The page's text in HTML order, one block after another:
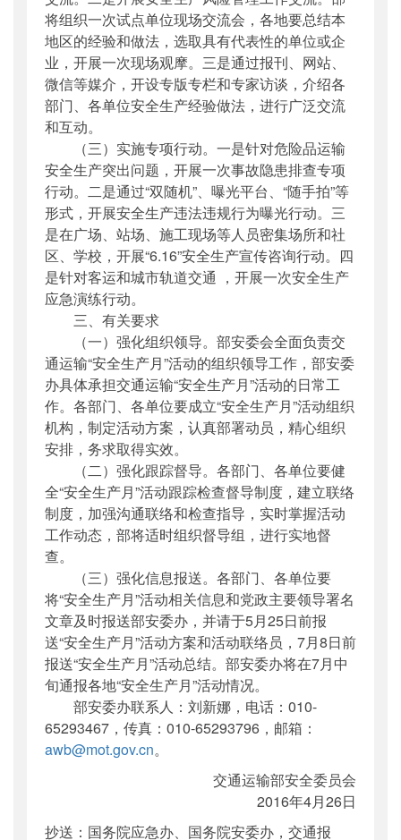
将组织一次试点单位现场交流会，各地要总结本
地区的经验和做法，选取具有代表性的单位或企
业，开展一次现场观摩。三是通过报刊、网站、
微信等媒介，开设专版专栏和专家访谈，介绍各
部门、各单位安全生产经验做法，进行广泛交流
和互动。
（三）实施专项行动。一是针对危险品运输
安全生产突出问题，开展一次事故隐患排查专项
行动。二是通过“双随机”、曝光平台、“随手拍”等
形式，开展安全生产违法违规行为曝光行动。三
是在广场、站场、施工现场等人员密集场所和社
区、学校，开展“6.16”安全生产宣传咨询行动。四
是针对客运和城市轨道交通 ，开展一次安全生产
应急演练行动。
三、有关要求
（一）强化组织领导。部安委会全面负责交
通运输“安全生产月”活动的组织领导工作，部安委
办具体承担交通运输“安全生产月”活动的日常工
作。各部门、各单位要成立“安全生产月”活动组织
机构，制定活动方案，认真部署动员，精心组织
安排，务求取得实效。
（二）强化跟踪督导。各部门、各单位要健
全“安全生产月”活动跟踪检查督导制度，建立联络
制度，加强沟通联络和检查指导，实时掌握活动
工作动态，部将适时组织督导组，进行实地督
查。
（三）强化信息报送。各部门、各单位要
将“安全生产月”活动相关信息和党政主要领导署名
文章及时报送部安委办，并请于5月25日前报
送“安全生产月”活动方案和活动联络员，7月8日前
报送“安全生产月”活动总结。部安委办将在7月中
旬通报各地“安全生产月”活动情况。
部安委办联系人：刘新娜，电话：010-
65293467，传真：010-65293796，邮箱：
awb@mot.gov.cn。
交通运输部安全委员会
2016年4月26日
抄送：国务院应急办、国务院安委办，交通报